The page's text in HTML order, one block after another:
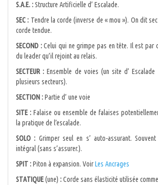
S.A.E. :Structure Artificielle d’ Escalade.
SEC : Tendre la corde (inverse de « mou »). On dit
corde tendue.
SECOND :Celui qui ne grimpe pas en tête. Il est par
du leader qu’il rejoint au relais.
SECTEUR : Ensemble de voies (un site d’
plusieurs secteurs).
SECTION :Partie d’ une voie
SITE : Falaise ou ensemble de falaises
la pratique de l’escalade.
SOLO : Grimper seul en s’ auto-assurant.
intégral (sans s’assurer.).
SPIT :Piton à expansion. VoirLes Ancrages
STATIQUE(une) :Corde sans élasticité utilisée